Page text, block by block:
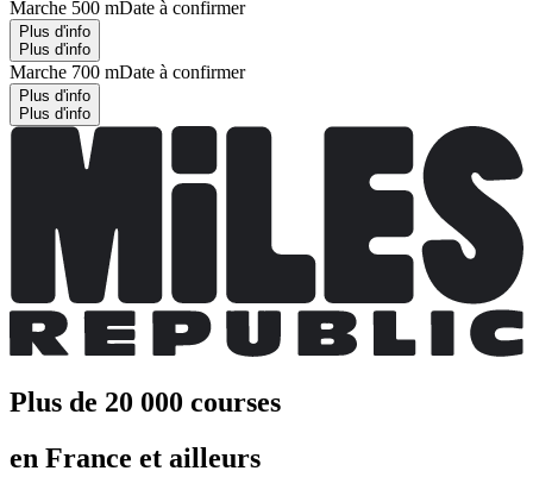
Marche 500 mDate à confirmer
Plus d'info
Plus d'info
Marche 700 mDate à confirmer
Plus d'info
Plus d'info
Plus de 20 000 courses
en France et ailleurs